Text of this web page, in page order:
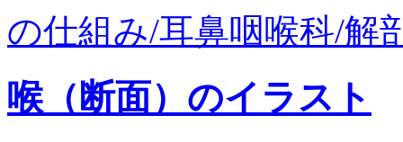
の仕組み/耳鼻咽喉科/解
喉（断面）のイラスト